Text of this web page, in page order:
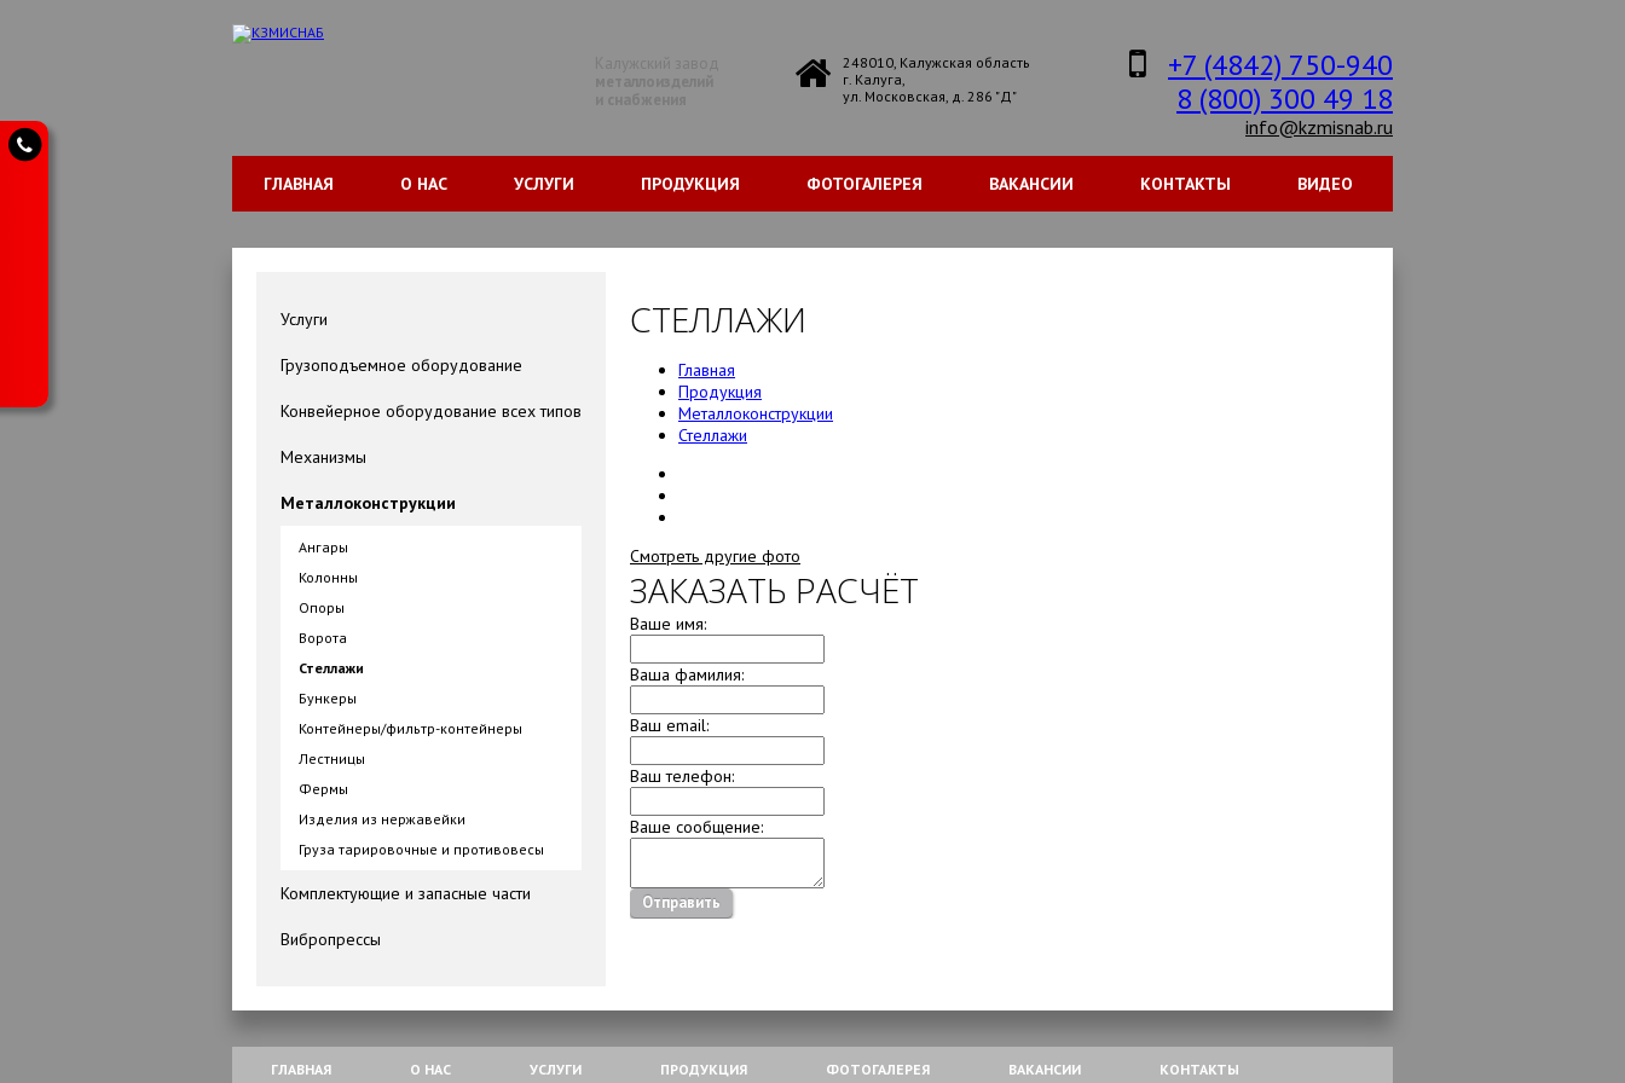
248010, Калужская область
г. Калуга,
ул. Московская, д. 286 "Д"
+7 (4842) 750-940
8 (800) 300 49 18
info@kzmisnab.ru
ГЛАВНАЯ О НАС УСЛУГИ ПРОДУКЦИЯ ФОТОГАЛЕРЕЯ ВАКАНСИИ КОНТАКТЫ ВИДЕО
Услуги
Грузоподъемное оборудование
Конвейерное оборудование всех типов
Механизмы
Металлоконструкции
Ангары
Колонны
Опоры
Ворота
Стеллажи
Бункеры
Контейнеры/фильтр-контейнеры
Лестницы
Фермы
Изделия из нержавейки
Груза тарировочные и противовесы
Комплектующие и запасные части
Вибропрессы
СТЕЛЛАЖИ
Главная
Продукция
Металлоконструкции
Стеллажи
Смотреть другие фото
ЗАКАЗАТЬ РАСЧЁТ
Ваше имя:
Ваша фамилия:
Ваш email:
Ваш телефон:
Ваше сообщение:
Отправить
ГЛАВНАЯ О НАС УСЛУГИ ПРОДУКЦИЯ ФОТОГАЛЕРЕЯ ВАКАНСИИ КОНТАКТЫ